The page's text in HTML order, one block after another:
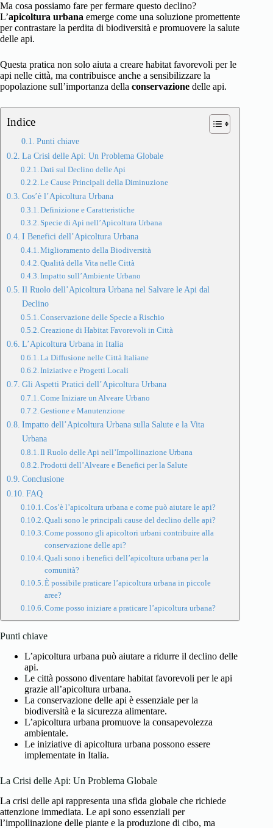
Ma cosa possiamo fare per fermare questo declino?
L’apicoltura urbana emerge come una soluzione promettente
per contrastare la perdita di biodiversità e promuovere la salute
delle api.
Questa pratica non solo aiuta a creare habitat favorevoli per le
api nelle città, ma contribuisce anche a sensibilizzare la
popolazione sull’importanza della conservazione delle api.
Indice
Punti chiave
La Crisi delle Api: Un Problema Globale
Dati sul Declino delle Api
Le Cause Principali della Diminuzione
Cos’è l’Apicoltura Urbana
Definizione e Caratteristiche
Specie di Api nell’Apicoltura Urbana
I Benefici dell’Apicoltura Urbana
Miglioramento della Biodiversità
Qualità della Vita nelle Città
Impatto sull’Ambiente Urbano
Il Ruolo dell’Apicoltura Urbana nel Salvare le Api dal
Declino
Conservazione delle Specie a Rischio
Creazione di Habitat Favorevoli in Città
L’Apicoltura Urbana in Italia
La Diffusione nelle Città Italiane
Iniziative e Progetti Locali
Gli Aspetti Pratici dell’Apicoltura Urbana
Come Iniziare un Alveare Urbano
Gestione e Manutenzione
Impatto dell’Apicoltura Urbana sulla Salute e la Vita
Urbana
Il Ruolo delle Api nell’Impollinazione Urbana
Prodotti dell’Alveare e Benefici per la Salute
Conclusione
FAQ
Cos’è l’apicoltura urbana e come può aiutare le api?
Quali sono le principali cause del declino delle api?
Come possono gli apicoltori urbani contribuire alla
conservazione delle api?
Quali sono i benefici dell’apicoltura urbana per la
comunità?
È possibile praticare l’apicoltura urbana in piccole
aree?
Come posso iniziare a praticare l’apicoltura urbana?
Punti chiave
L’apicoltura urbana può aiutare a ridurre il declino delle
api.
Le città possono diventare habitat favorevoli per le api
grazie all’apicoltura urbana.
La conservazione delle api è essenziale per la
biodiversità e la sicurezza alimentare.
L’apicoltura urbana promuove la consapevolezza
ambientale.
Le iniziative di apicoltura urbana possono essere
implementate in Italia.
La Crisi delle Api: Un Problema Globale
La crisi delle api rappresenta una sfida globale che richiede
attenzione immediata. Le api sono essenziali per
l’impollinazione delle piante e la produzione di cibo, ma